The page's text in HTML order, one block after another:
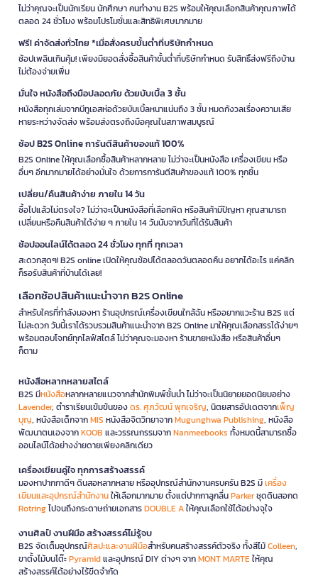
ไม่ว่าคุณจะเป็นนักเรียน นักศึกษา คนทำงาน B2S พร้อมให้คุณเลือกสินค้าคุณภาพได้
ตลอด 24 ชั่วโมง พร้อมโปรโมชั่นและสิทธิพิเศษมากมาย
ฟรี! ค่าจัดส่งทั่วไทย *เมื่อสั่งครบขั้นต่ำที่บริษัทกำหนด
ช้อปเพลินเกินคุ้ม! เพียงมียอดสั่งซื้อสินค้าขั้นต่ำที่บริษัทกำหนด รับสิทธิ์ส่งฟรีถึงบ้าน
ไม่ต้องจ่ายเพิ่ม
มั่นใจ หนังสือถึงมือปลอดภัย ด้วยบับเบิ้ล 3 ชั้น
หนังสือทุกเล่มจากบีทูเอสห่อด้วยบับเบิ้ลหนาแน่นถึง 3 ชั้น หมดกังวลเรื่องความเสีย
หายระหว่างจัดส่ง พร้อมส่งตรงถึงมือคุณในสภาพสมบูรณ์
ช้อป B2S Online การันตีสินค้าของแท้ 100%
B2S Online ให้คุณเลือกซื้อสินค้าหลากหลาย ไม่ว่าจะเป็นหนังสือ เครื่องเขียน หรือ
อื่นๆ อีกมากมายได้อย่างมั่นใจ ด้วยการการันตีสินค้าของแท้ 100% ทุกชิ้น
เปลี่ยน/คืนสินค้าง่าย ภายใน 14 วัน
ซื้อไปแล้วไม่ตรงใจ? ไม่ว่าจะเป็นหนังสือที่เลือกผิด หรือสินค้ามีปัญหา คุณสามารถ
เปลี่ยนหรือคืนสินค้าได้ง่าย ๆ ภายใน 14 วันนับจากวันที่ได้รับสินค้า
ช้อปออนไลน์ได้ตลอด 24 ชั่วโมง ทุกที่ ทุกเวลา
สะดวกสุดๆ! B2S online เปิดให้คุณช้อปได้ตลอดวันตลอดคืน อยากได้อะไร แค่คลิก
ก็รอรับสินค้าที่บ้านได้เลย!
เลือกช้อปสินค้าแนะนำจาก B2S Online
สำหรับใครที่กำลังมองหา ร้านอุปกรณ์เครื่องเขียนใกล้ฉัน หรืออยากแวะร้าน B2S แต่
ไม่สะดวก วันนี้เราได้รวบรวมสินค้าแนะนำจาก B2S Online มาให้คุณเลือกสรรได้ง่ายๆ
พร้อมตอบโจทย์ทุกไลฟ์สไตล์ ไม่ว่าคุณจะมองหา ร้านขายหนังสือ หรือสินค้าอื่นๆ
ก็ตาม
หนังสือหลากหลายสไตล์
B2S มีหนังสือหลากหลายแนวจากสำนักพิมพ์ชั้นนำ ไม่ว่าจะเป็นนิยายยอดนิยมอย่าง
Lavender, ตำราเรียนเข้มข้นของดร. ศุภวัฒน์ พุกเจริญ, นิตยสารอัปเดตจากเพ็ญ
บุญ, หนังสือเด็กจากMIS หนังสือจิตวิทยาจากMugunghwa Publishing, หนังสือ
พัฒนาตนเองจากKOOB และวรรณกรรมจากNanmeebooks ทั้งหมดนี้สามารถซื้อ
ออนไลน์ได้อย่างง่ายดายเพียงคลิกเดียว
เครื่องเขียนคู่ใจ ทุกการสร้างสรรค์
มองหาปากกาดีๆ ดินสอหลากหลาย หรืออุปกรณ์สำนักงานครบครัน B2S มีเครื่อง
เขียนและอุปกรณ์สำนักงานให้เลือกมากมาย ตั้งแต่ปากกาลูกลื่นParkerชุดดินสอกด
Rotringไปจนถึงกระดาษถ่ายเอกสารDOUBLE Aให้คุณเลือกใช้ได้อย่างจุใจ
งานศิลป์ งานฝีมือ สร้างสรรค์ไม่รู้จบ
B2S จัดเต็มอุปกรณ์ศิลปะและงานฝีมือสำหรับคนสร้างสรรค์ตัวจริง ทั้งสีไม้Colleen,
ขาตั้งไม้บนโต๊ะPyramidและอุปกรณ์ DIY ต่างๆ จากMONT MARTEให้คุณ
สร้างสรรค์ได้อย่างไร้ขีดจำกัด